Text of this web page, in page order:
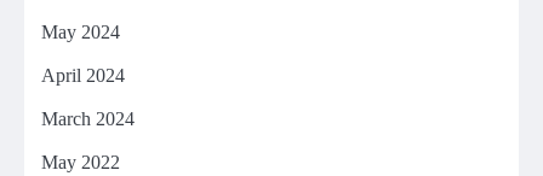
May 2024
April 2024
March 2024
May 2022